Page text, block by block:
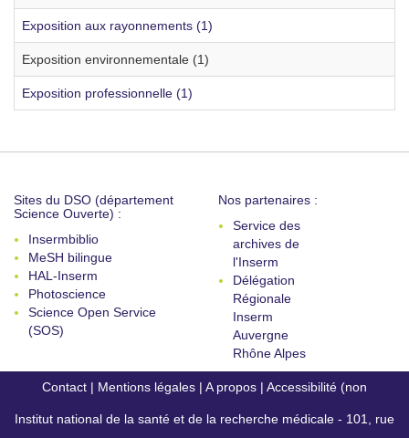
Exposition aux rayonnements (1)
Exposition environnementale (1)
Exposition professionnelle (1)
Sites du DSO (département
Science Ouverte) :
Insermbiblio
MeSH bilingue
HAL-Inserm
Photoscience
Science Open Service
(SOS)
Nos partenaires :
Service des
archives de
l'Inserm
Délégation
Régionale
Inserm
Auvergne
Rhône Alpes
Contact | Mentions légales | A propos | Accessibilité (non
conforme)
Institut national de la santé et de la recherche médicale - 101, rue